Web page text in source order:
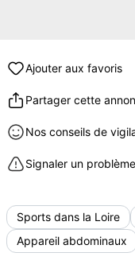
Ajouter aux favoris
Partager cette
Nos conseils de
Signaler un
Sports dans la Loire
Appareil abdominaux